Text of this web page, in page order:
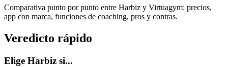
Comparativa punto por punto entre Harbiz y Virtuagym: precios,
app con marca, funciones de coaching, pros y contras.
Veredicto rápido
Elige Harbiz si...